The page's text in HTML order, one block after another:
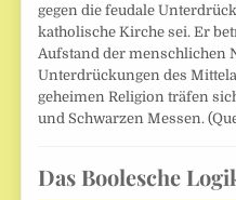
gegen die feudale
katholische Kirche sei. Er
Aufstand der menschlichen
Unterdrückungen des
geheimen Religion träfen
und Schwarzen Messen.
Das Boolesche